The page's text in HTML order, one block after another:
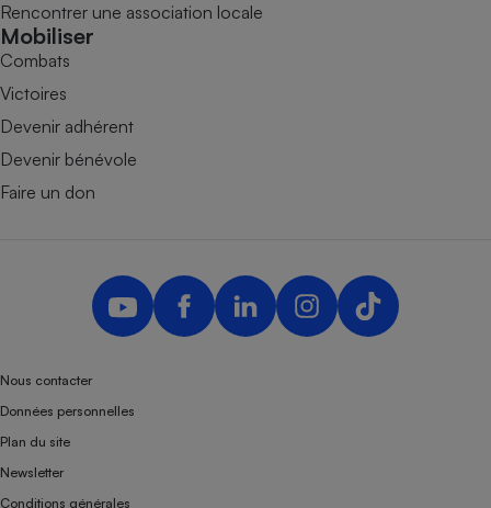
Rencontrer une association locale
Mobiliser
Combats
Victoires
Devenir adhérent
Devenir bénévole
Faire un don
Nous contacter
Données personnelles
Plan du site
Newsletter
Conditions générales